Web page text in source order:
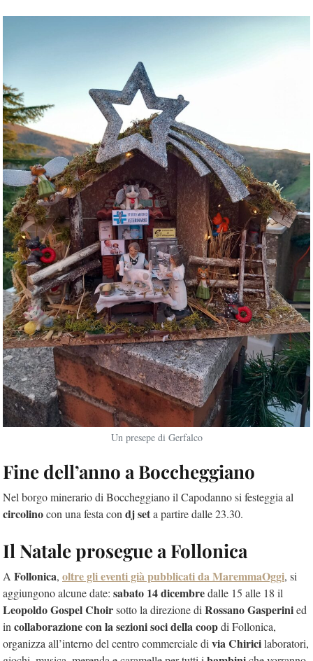
Un presepe di Gerfalco
Fine dell’anno a Boccheggiano
Nel borgo minerario di Boccheggiano il Capodanno si festeggia al
circolinocon una festa con dj seta partire dalle 23.30.
Il Natale prosegue a Follonica
A Follonica, oltre gli eventi già pubblicati da MaremmaOggi, si
aggiungono alcune date: sabato 14 dicembredalle 15 alle 18 il
Leopoldo Gospel Choirsotto la direzione di Rossano Gasperinied
in collaborazione con la sezioni soci della coopdi Follonica,
organizza all’interno del centro commerciale di via Chiricilaboratori,